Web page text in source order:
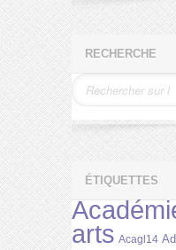
RECHERCHE
ÉTIQUETTES
arts Acagl14